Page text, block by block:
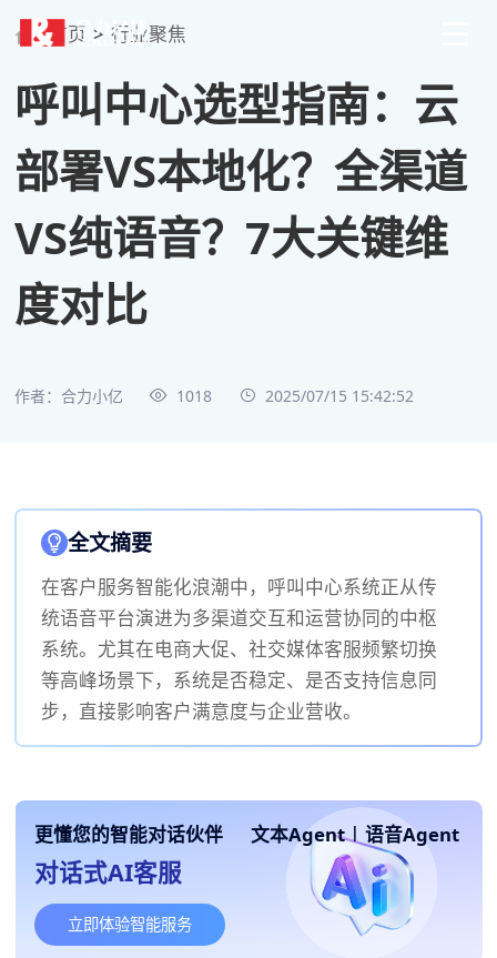
首页 > 行业聚焦
呼叫中心选型指南：云
部署VS本地化？全渠道
VS纯语音？7大关键维
度对比
作者：合力小亿 1018 2025/07/15 15:42:52
全文摘要
在客户服务智能化浪潮中，呼叫中心系统正从传
统语音平台演进为多渠道交互和运营协同的中枢
系统。尤其在电商大促、社交媒体客服频繁切换
等高峰场景下，系统是否稳定、是否支持信息同
步，直接影响客户满意度与企业营收。
更懂您的智能对话伙伴 文本Agent | 语音Agent
对话式AI客服
立即体验智能服务